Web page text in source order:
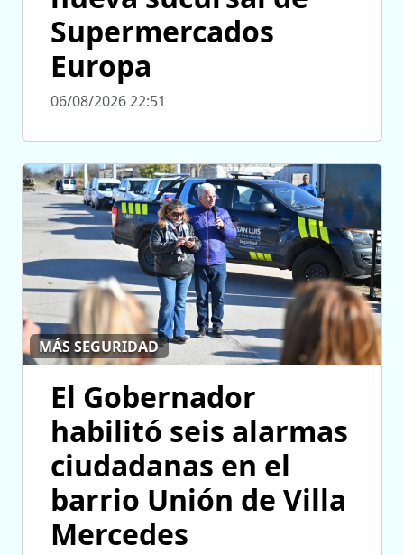
Supermercados
Europa
06/08/2026 22:51
MÁS SEGURIDAD
El Gobernador
habilitó seis alarmas
ciudadanas en el
barrio Unión de Villa
Mercedes